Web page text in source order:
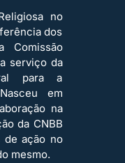
no
dos
Comissão
serviço da
para a
em
na
da CNBB
de ação no
mesmo.